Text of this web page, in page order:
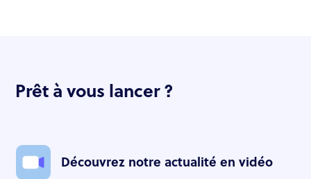
Prêt à vous lancer ?
Découvrez notre actualité en vidéo